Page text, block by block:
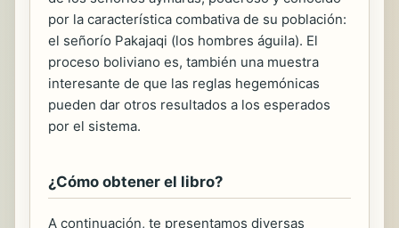
por la característica combativa de su población:
el señorío Pakajaqi (los hombres águila). El
proceso boliviano es, también una muestra
interesante de que las reglas hegemónicas
pueden dar otros resultados a los esperados
por el sistema.
¿Cómo obtener el libro?
A continuación, te presentamos diversas